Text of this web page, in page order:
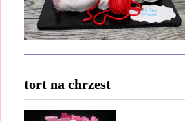
tort na chrzest